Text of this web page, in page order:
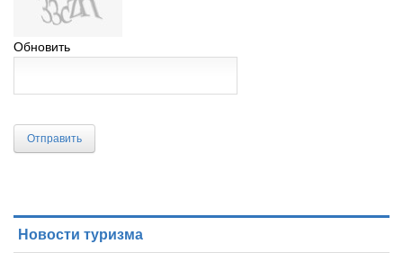
Обновить
Отправить
Новости туризма